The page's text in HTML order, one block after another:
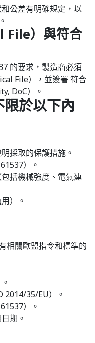
公差有明確規定，以
File）與符合
的要求，製造商必須
File），並簽署 符合
DoC）。
於以下內
採取的保護措施。
）。
括機械強度、電氣連
）。
相關歐盟指令和標準的
2014/35/EU）。
）。
期。